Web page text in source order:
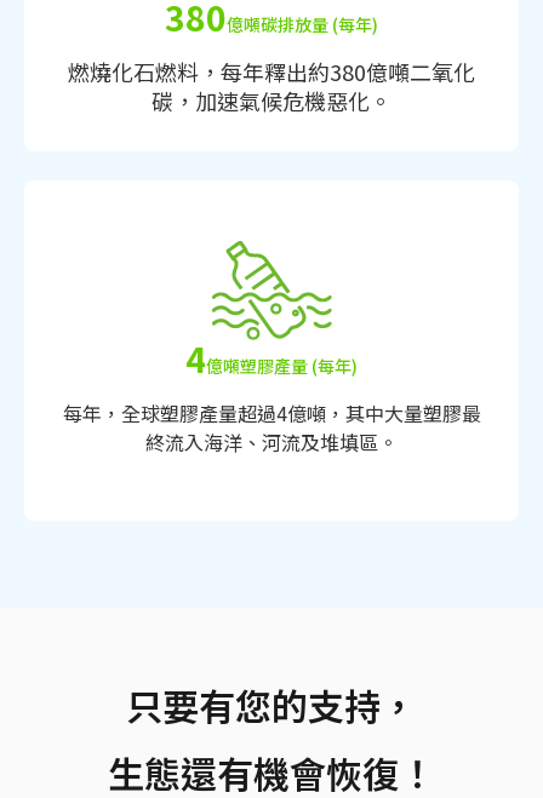
380億噸碳排放量 (每年)
燃燒化石燃料，每年釋出約380億噸二氧化
碳，加速氣候危機惡化。
4億噸塑膠產量 (每年)
每年，全球塑膠產量超過4億噸，其中大量塑膠最
終流入海洋、河流及堆填區。
只要有您的支持，
生態還有機會恢復！